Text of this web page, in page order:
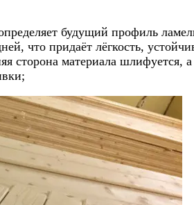
будущий профиль
что придаёт лёгкость,
сторона материала шлифуется,